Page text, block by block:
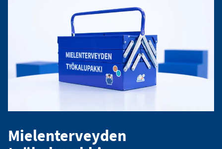
Mielenterveyden